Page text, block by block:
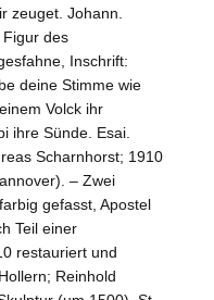
zeuget. Johann.
Figur des
Inschrift:
deine Stimme wie
Volck ihr
ihre Sünde. Esai.
Scharnhorst; 1910
). – Zwei
gefasst, Apostel
Teil einer
restauriert und
Hollern; Reinhold